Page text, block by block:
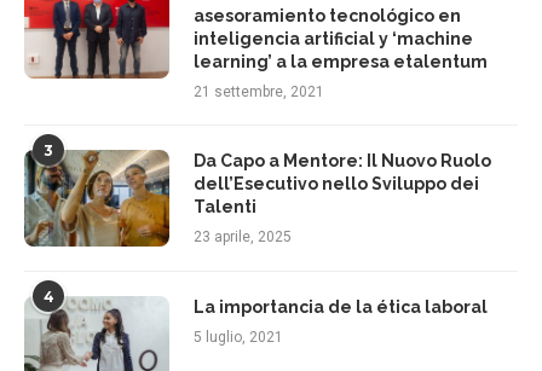
asesoramiento tecnológico en
inteligencia artificial y ‘machine
learning’ a la empresa etalentum
21 settembre, 2021
3
Da Capo a Mentore: Il Nuovo Ruolo
dell’Esecutivo nello Sviluppo dei
Talenti
23 aprile, 2025
4
La importancia de la ética laboral
5 luglio, 2021